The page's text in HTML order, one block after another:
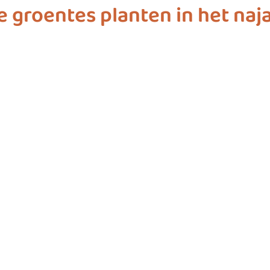
groentes planten in het